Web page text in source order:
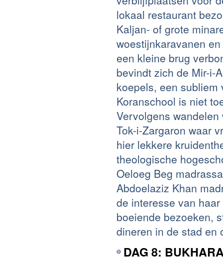
lokaal restaurant
Kaljan- of grote
woestijnkaravanen
een kleine brug
bevindt zich de Mir-i-
koepels, een
Koranschool is niet
Vervolgens
Tok-i-Zargaron waar
hier lekkere
theologische
Oeloeg Beg
Abdoelaziz Khan
de interesse van
boeiende bezoeken,
dineren in de stad en
DAG 8: